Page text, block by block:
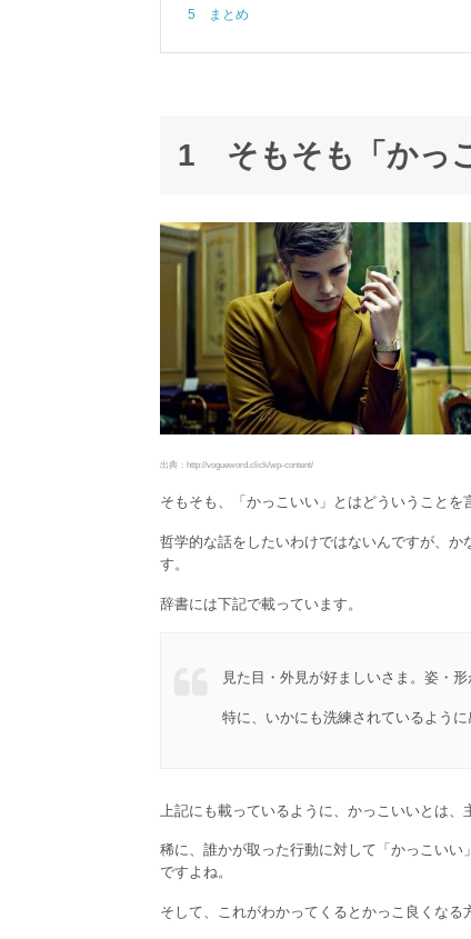
5 まとめ
1 そもそも「かっ
出典：http://vogueword.click/wp-content/
そもそも、「かっこいい」とはどういうことを
哲学的な話をしたいわけではないんですが、
す。
辞書には下記で載っています。
見た目・外見が好ましいさま。姿・形
特に、いかにも洗練されているように
上記にも載っているように、かっこいいとは、
稀に、誰かが取った行動に対して「かっこい
ですよね。
そして、これがわかってくるとかっこ良くなる